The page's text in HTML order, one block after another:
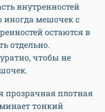
внутренностей
иногда мешочек с
остаются в
отдельно.
чтобы не
прозрачная плотная
тонкий